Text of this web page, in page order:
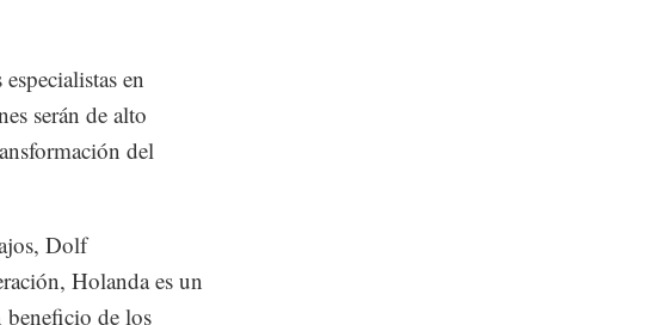
en
serán de alto
del
Dolf
Holanda es un
beneficio de los